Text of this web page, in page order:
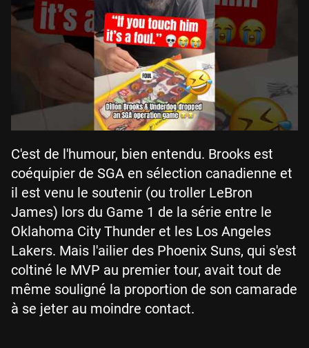
C'est de l'humour, bien entendu. Brooks est
coéquipier de SGA en sélection canadienne et
il est venu le soutenir (ou troller LeBron
James) lors du Game 1 de la série entre le
Oklahoma City Thunder et les Los Angeles
Lakers. Mais l'ailier des Phoenix Suns, qui s'est
coltiné le MVP au premier tour, avait tout de
même souligné la proportion de son camarade
à se jeter au moindre contact.